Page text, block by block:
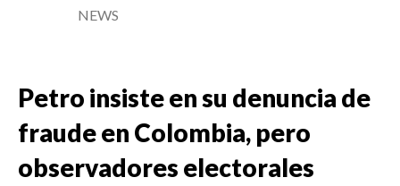
NEWS
Petro insiste en su denuncia de
fraude en Colombia, pero
observadores electorales